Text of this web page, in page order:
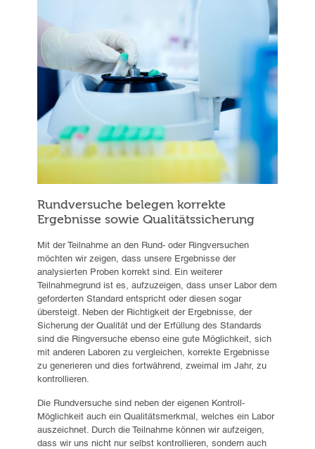
Rundversuche belegen korrekte
Ergebnisse sowie Qualitätssicherung
Mit der Teilnahme an den Rund- oder Ringversuchen
möchten wir zeigen, dass unsere Ergebnisse der
analysierten Proben korrekt sind. Ein weiterer
Teilnahmegrund ist es, aufzuzeigen, dass unser Labor dem
geforderten Standard entspricht oder diesen sogar
übersteigt. Neben der Richtigkeit der Ergebnisse, der
Sicherung der Qualität und der Erfüllung des Standards
sind die Ringversuche ebenso eine gute Möglichkeit, sich
mit anderen Laboren zu vergleichen, korrekte Ergebnisse
zu generieren und dies fortwährend, zweimal im Jahr, zu
kontrollieren.
Die Rundversuche sind neben der eigenen Kontroll-
Möglichkeit auch ein Qualitätsmerkmal, welches ein Labor
auszeichnet. Durch die Teilnahme können wir aufzeigen,
dass wir uns nicht nur selbst kontrollieren, sondern auch